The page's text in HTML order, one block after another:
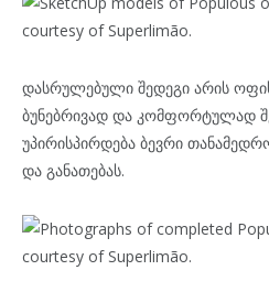
დასრულებული შედეგი არის
ბუნებრივად და კომფორტულად
უპირისპირდება ბევრი
და განათებას.